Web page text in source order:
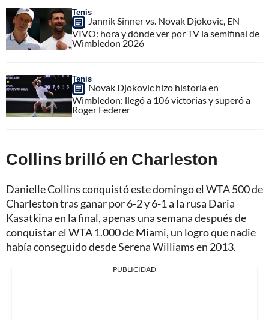
Tenis
Jannik Sinner vs. Novak Djokovic, EN
VIVO: hora y dónde ver por TV la semifinal de
Wimbledon 2026
Tenis
Novak Djokovic hizo historia en
Wimbledon: llegó a 106 victorias y superó a
Roger Federer
Collins brilló en Charleston
Danielle Collins conquistó este domingo el WTA 500 de
Charleston tras ganar por 6-2 y 6-1 a la rusa Daria
Kasatkina en la final, apenas una semana después de
conquistar el WTA 1.000 de Miami, un logro que nadie
había conseguido desde Serena Williams en 2013.
PUBLICIDAD